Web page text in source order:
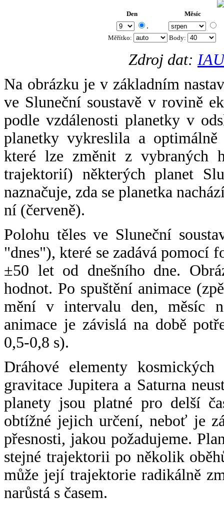
Den Měsíc
.
Měřítko: Body:
Zdroj dat:
Na obrázku je v základním
ve Sluneční soustavě v rovině
podle vzdálenosti planetky v
planetky vykreslila a
které lze změnit z vybraných
trajektorií) některých planet
naznačuje, zda se planetka
ní (červeně).
Polohu těles ve Sluneční
"dnes"), které se zadává pomocí
±50 let od dnešního dne.
hodnot. Po spuštění animace
mění v intervalu den, měsíc
animace je závislá na době
0,5-0,8 s).
Dráhové elementy
gravitace Jupitera a Saturna
planety jsou platné pro delší
obtížné jejich určení, neboť je
přesnosti, jakou požadujeme.
stejné trajektorii po několik
může její trajektorie radikálně
narůstá s časem.